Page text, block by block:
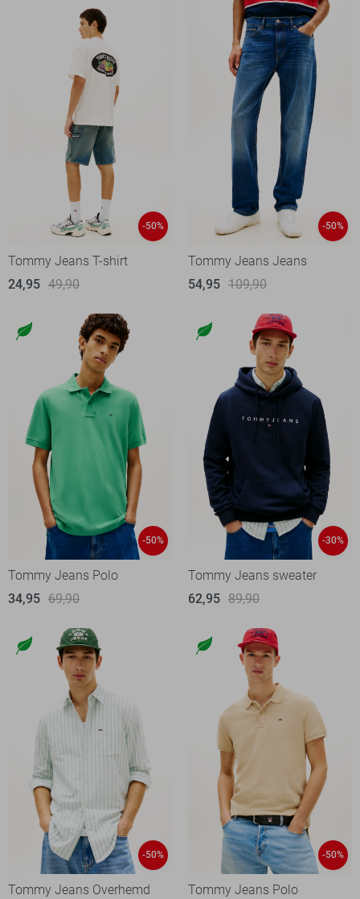
-50%
Tommy Jeans T-shirt
24,95 49,90
-50%
Tommy Jeans Jeans
54,95 109,90
-50%
Tommy Jeans Polo
34,95 69,90
-30%
Tommy Jeans sweater
62,95 89,90
-50%
Tommy Jeans Overhemd
-50%
Tommy Jeans Polo